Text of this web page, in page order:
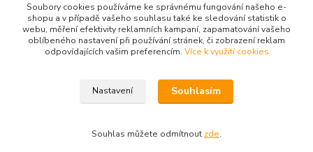
+420 603 332 100
(Po-Pá, 10-17 hod.)
info@vyhodnynakup.eu
Soubory cookies používáme ke správnému fungování našeho e-
shopu a v případě vašeho souhlasu také ke sledování statistik o
webu, měření efektivity reklamních kampaní, zapamatování vašeho
oblíbeného nastavení při používání stránek, či zobrazení reklam
odpovídajících vašim preferencím. Více k využití cookies
Nastavení Souhlasím
Souhlas můžete odmítnout zde.